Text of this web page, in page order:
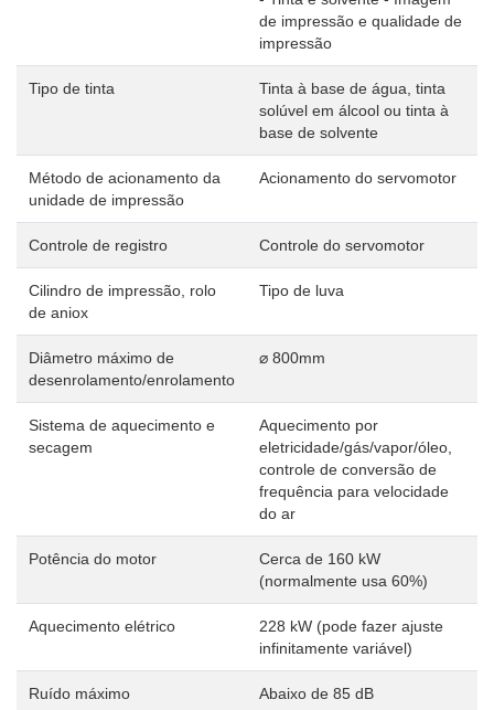
de impressão e qualidade de
impressão
Tipo de tinta
Tinta à base de água, tinta
solúvel em álcool ou tinta à
base de solvente
Método de acionamento da
unidade de impressão
Acionamento do servomotor
Controle de registro Controle do servomotor
Cilindro de impressão, rolo
de aniox
Tipo de luva
Diâmetro máximo de
desenrolamento/enrolamento
⌀ 800mm
Sistema de aquecimento e
secagem
Aquecimento por
eletricidade/gás/vapor/óleo,
controle de conversão de
frequência para velocidade
do ar
Potência do motor
Cerca de 160 kW
(normalmente usa 60%)
Aquecimento elétrico
228 kW (pode fazer ajuste
infinitamente variável)
Ruído máximo Abaixo de 85 dB